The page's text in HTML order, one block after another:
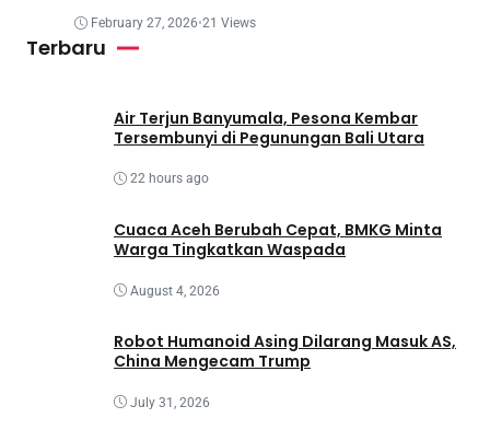
February 27, 2026•21 Views
Terbaru
Air Terjun Banyumala, Pesona Kembar
Tersembunyi di Pegunungan Bali Utara
22 hours ago
Cuaca Aceh Berubah Cepat, BMKG Minta
Warga Tingkatkan Waspada
August 4, 2026
Robot Humanoid Asing Dilarang Masuk AS,
China Mengecam Trump
July 31, 2026